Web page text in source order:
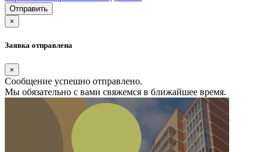
Отправить
×
Заявка отправлена
×
Сообщение успешно отправлено.
Мы обязательно с вами свяжемся в ближайшее время.